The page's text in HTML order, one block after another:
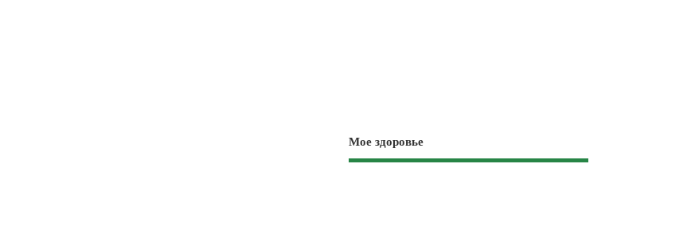
Мое здоровье